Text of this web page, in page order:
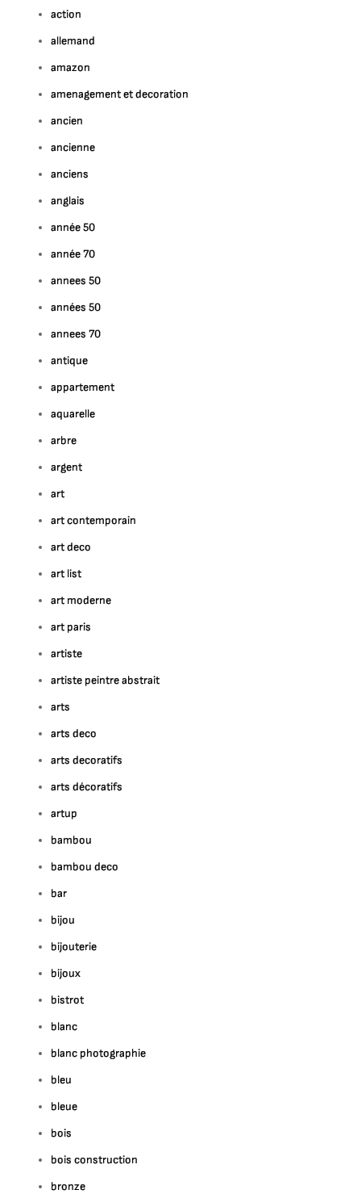
action
allemand
amazon
amenagement et decoration
ancien
ancienne
anciens
anglais
année 50
année 70
annees 50
années 50
annees 70
antique
appartement
aquarelle
arbre
argent
art
art contemporain
art deco
art list
art moderne
art paris
artiste
artiste peintre abstrait
arts
arts deco
arts decoratifs
arts décoratifs
artup
bambou
bambou deco
bar
bijou
bijouterie
bijoux
bistrot
blanc
blanc photographie
bleu
bleue
bois
bois construction
bronze